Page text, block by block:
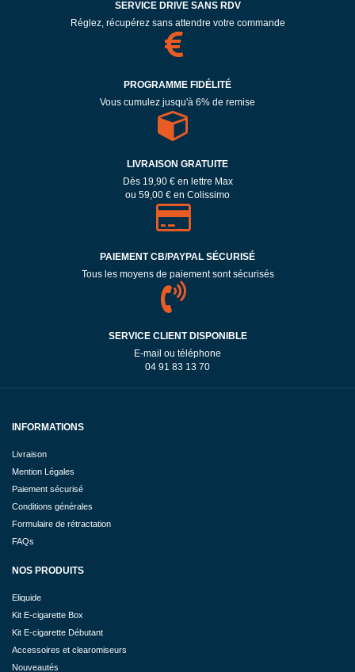
SERVICE DRIVE SANS RDV
Réglez, récupérez sans attendre votre commande
PROGRAMME FIDÉLITÉ
Vous cumulez jusqu'à 6% de remise
LIVRAISON GRATUITE
Dès 19,90 € en lettre Max
ou 59,00 € en Colissimo
PAIEMENT CB/PAYPAL SÉCURISÉ
Tous les moyens de paiement sont sécurisés
SERVICE CLIENT DISPONIBLE
E-mail ou téléphone
04 91 83 13 70
INFORMATIONS
Livraison
Mention Légales
Paiement sécurisé
Conditions générales
Formulaire de rétractation
FAQs
NOS PRODUITS
Eliquide
Kit E-cigarette Box
Kit E-cigarette Débutant
Accessoires et clearomiseurs
Nouveautés